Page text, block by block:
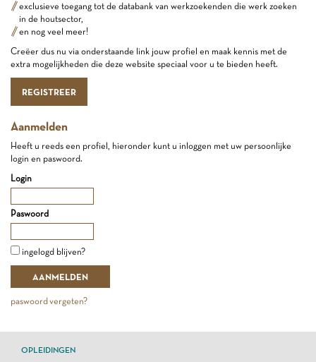
exclusieve toegang tot de databank van werkzoekenden die werk zoeken
in de houtsector,
en nog veel meer!
Creëer dus nu via onderstaande link jouw profiel en maak kennis met de
extra mogelijkheden die deze website speciaal voor u te bieden heeft.
REGISTREER
Aanmelden
Heeft u reeds een profiel, hieronder kunt u inloggen met uw persoonlijke
login en paswoord.
Login
Paswoord
ingelogd blijven?
paswoord vergeten?
OPLEIDINGEN